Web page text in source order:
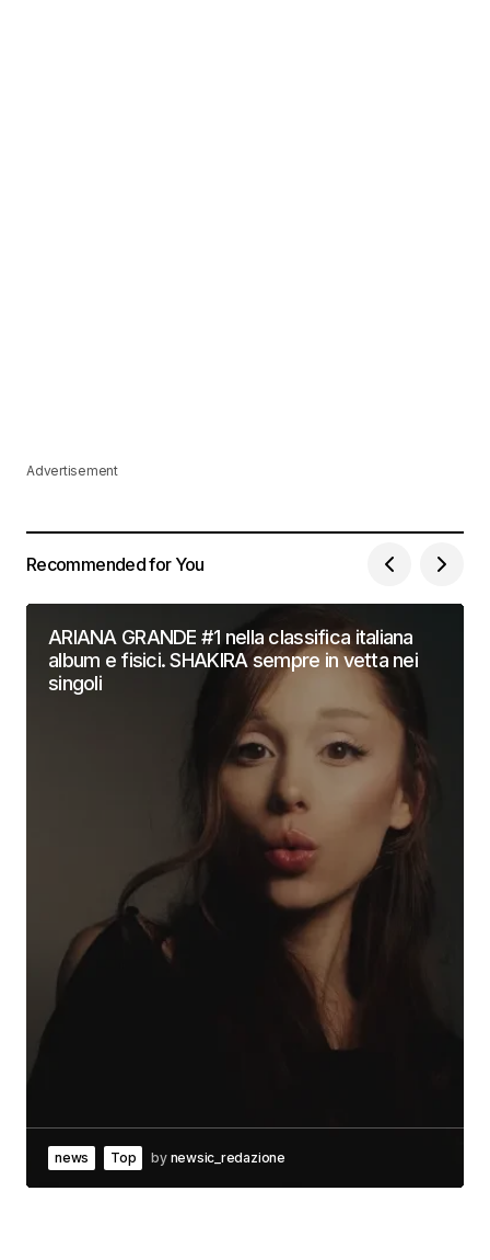
Advertisement
Recommended for You
ARIANA GRANDE #1 nella classifica italiana
album e fisici. SHAKIRA sempre in vetta nei
singoli
news Top by newsic_redazione